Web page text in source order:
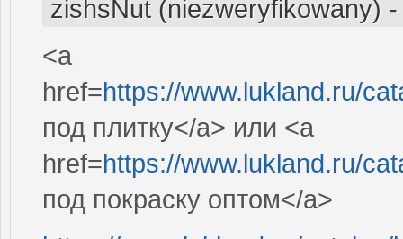
zishsNut (niezweryfikowany)
<a
href=https://www.lukland.ru/
под плитку</a> или <a
href=https://www.lukland.ru/
под покраску оптом</a>